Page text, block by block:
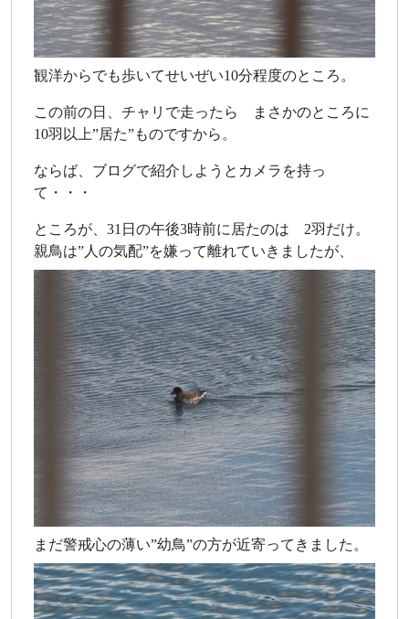
観洋からでも歩いてせいぜい10分程度のところ。
この前の日、チャリで走ったら まさかのところに
10羽以上”居た”ものですから。
ならば、ブログで紹介しようとカメラを持っ
て・・・
ところが、31日の午後3時前に居たのは 2羽だけ。
親鳥は”人の気配”を嫌って離れていきましたが、
まだ警戒心の薄い”幼鳥”の方が近寄ってきました。